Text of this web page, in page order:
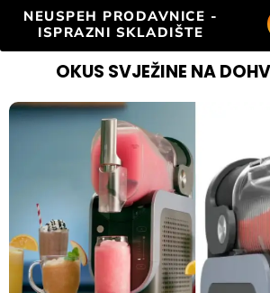
NEUSPEH PRODAVNICE -
ISPRAZNI SKLADIŠTE
OKUS SVJEŽINE NA